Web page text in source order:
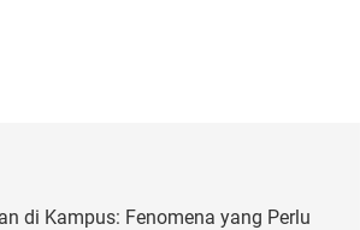
di Kampus: Fenomena yang Perlu